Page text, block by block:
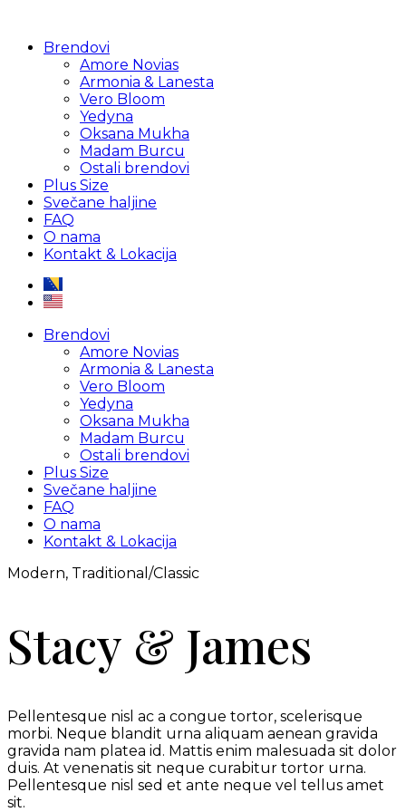
Brendovi
Amore Novias
Armonia & Lanesta
Vero Bloom
Yedyna
Oksana Mukha
Madam Burcu
Ostali brendovi
Plus Size
Svečane haljine
FAQ
O nama
Kontakt & Lokacija
Brendovi
Amore Novias
Armonia & Lanesta
Vero Bloom
Yedyna
Oksana Mukha
Madam Burcu
Ostali brendovi
Plus Size
Svečane haljine
FAQ
O nama
Kontakt & Lokacija
Modern, Traditional/Classic
Stacy & James
Pellentesque nisl ac a congue tortor, scelerisque
morbi. Neque blandit urna aliquam aenean gravida
gravida nam platea id. Mattis enim malesuada sit dolor
duis. At venenatis sit neque curabitur tortor urna.
Pellentesque nisl sed et ante neque vel tellus amet
sit.